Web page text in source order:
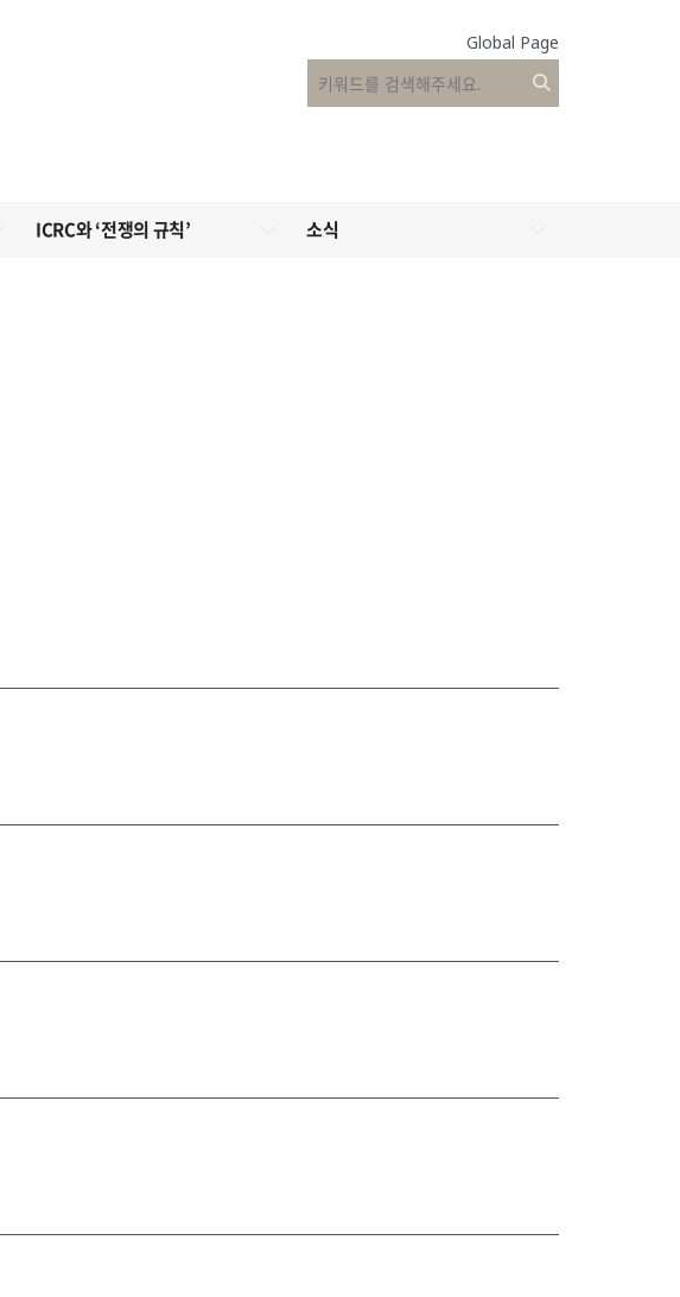
Global Page
ICRC와 ‘전쟁의 규칙’
소식